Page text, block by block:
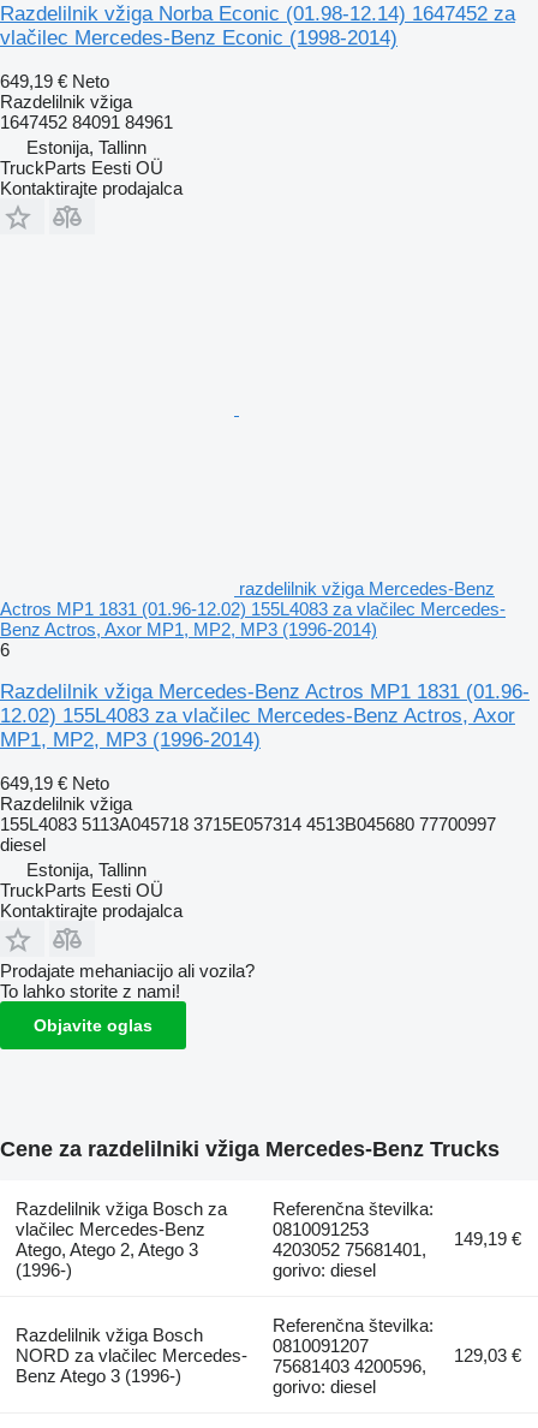
Razdelilnik vžiga Norba Econic (01.98-12.14) 1647452 za
vlačilec Mercedes-Benz Econic (1998-2014)
649,19 € Neto
Razdelilnik vžiga
1647452 84091 84961
Estonija, Tallinn
TruckParts Eesti OÜ
Kontaktirajte prodajalca
razdelilnik vžiga Mercedes-Benz
Actros MP1 1831 (01.96-12.02) 155L4083 za vlačilec Mercedes-
Benz Actros, Axor MP1, MP2, MP3 (1996-2014)
6
Razdelilnik vžiga Mercedes-Benz Actros MP1 1831 (01.96-
12.02) 155L4083 za vlačilec Mercedes-Benz Actros, Axor
MP1, MP2, MP3 (1996-2014)
649,19 € Neto
Razdelilnik vžiga
155L4083 5113A045718 3715E057314 4513B045680 77700997
diesel
Estonija, Tallinn
TruckParts Eesti OÜ
Kontaktirajte prodajalca
Prodajate mehaniacijo ali vozila?
To lahko storite z nami!
Objavite oglas
Cene za razdelilniki vžiga Mercedes-Benz Trucks
Razdelilnik vžiga Bosch za
vlačilec Mercedes-Benz
Atego, Atego 2, Atego 3
(1996-)
Referenčna številka:
0810091253
4203052 75681401,
gorivo: diesel
149,19 €
Razdelilnik vžiga Bosch
NORD za vlačilec Mercedes-
Benz Atego 3 (1996-)
Referenčna številka:
0810091207
75681403 4200596,
gorivo: diesel
129,03 €